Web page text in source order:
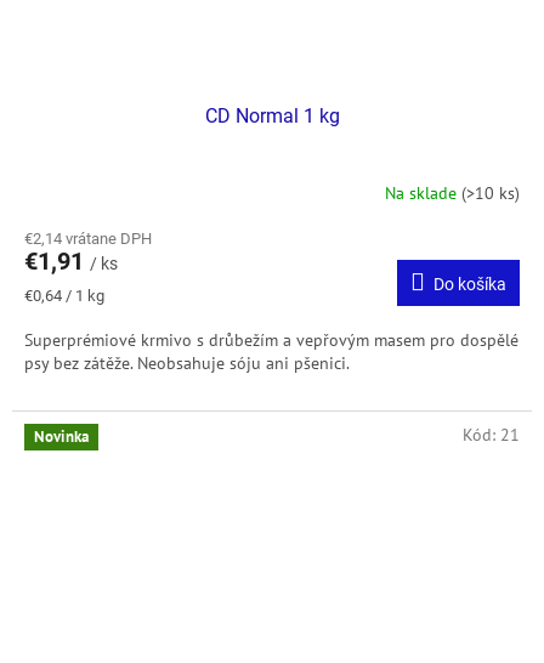
CD Normal 1 kg
Na sklade (>10 ks)
€2,14 vrátane DPH
€1,91 / ks
Jednotková
€0,64 / 1 kg
Do košíka
Superprémiové krmivo s drůbežím a vepřovým masem pro dospělé
psy bez zátěže. Neobsahuje sóju ani pšenici.
Novinka Kód: 21